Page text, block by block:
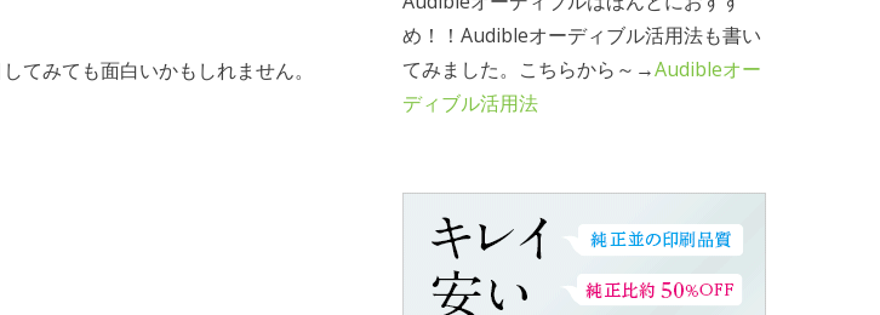
てみても面白いかもしれません。
め！！Audibleオーディブル活用法も書い
てみました。こちらから～→Audibleオー
ディブル活用法